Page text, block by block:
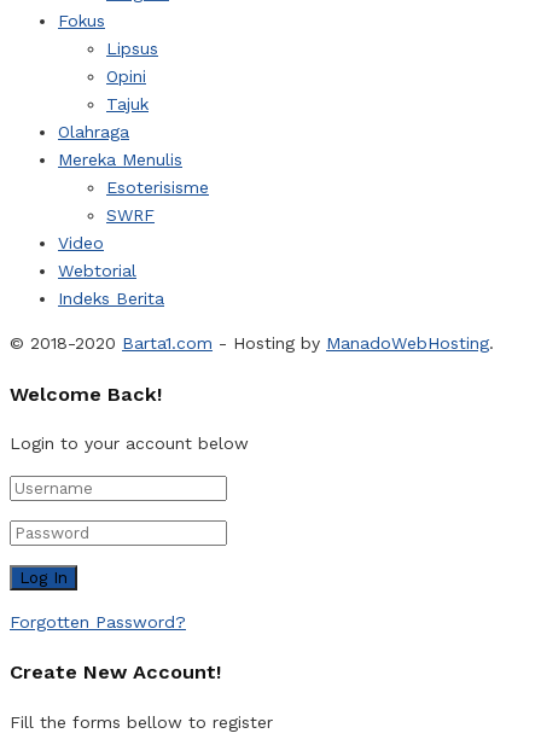
Fokus
Lipsus
Opini
Tajuk
Olahraga
Mereka Menulis
Esoterisisme
SWRF
Video
Webtorial
Indeks Berita
© 2018-2020 Barta1.com - Hosting by ManadoWebHosting.
Welcome Back!
Login to your account below
Forgotten Password?
Create New Account!
Fill the forms bellow to register